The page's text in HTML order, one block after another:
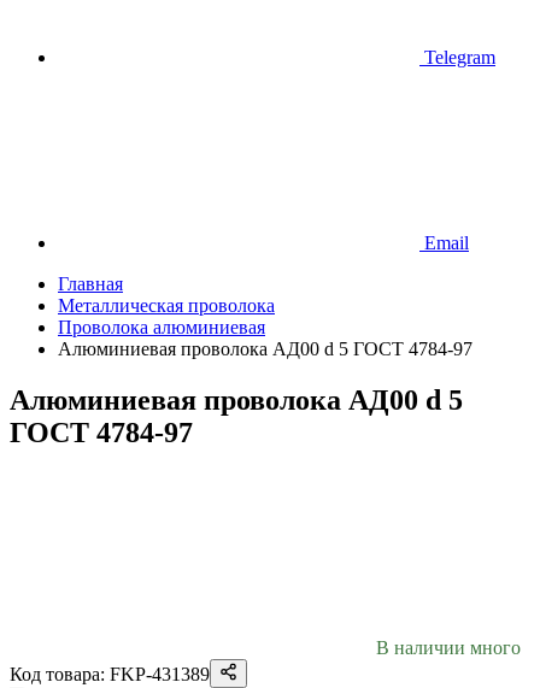
Telegram
Email
Главная
Металлическая проволока
Проволока алюминиевая
Алюминиевая проволока АД00 d 5 ГОСТ 4784-97
Алюминиевая проволока АД00 d 5
ГОСТ 4784-97
В наличии много
Код товара: FKP-431389